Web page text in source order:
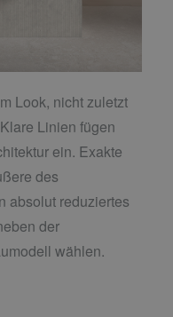
Look, nicht zuletzt
Linien fügen
ein. Exakte
des
absolut reduziertes
der
wählen.